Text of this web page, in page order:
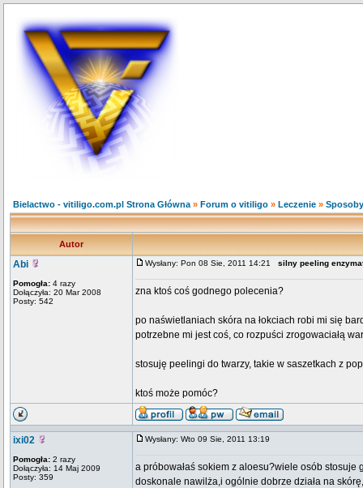
Bielactwo - vitiligo.com.pl Strona Główna » Forum o vitiligo » Leczenie »
Autor
Abi
Pomogła: 4 razy
Dołączyła: 20 Mar 2008
Posty: 542
Wysłany: Pon 08 Sie, 2011 14:21 silny peeling
zna ktoś coś godnego polecenia?
po naświetlaniach skóra na łokciach robi mi się
potrzebne mi jest coś, co rozpuści zrogowaciałą
stosuję peelingi do twarzy, takie w saszetkach z
ktoś może pomóc?
ixi02
Pomogła: 2 razy
Dołączyła: 14 Maj 2009
Posty: 359
Wysłany: Wto 09 Sie, 2011 13:19
a próbowałaś sokiem z aloesu?wiele osób stosuje
doskonale nawilża,i ogólnie dobrze działa na